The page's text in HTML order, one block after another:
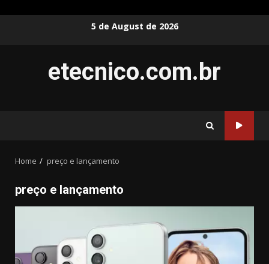
5 de August de 2026
etecnico.com.br
Home preço e lançamento
preço e lançamento